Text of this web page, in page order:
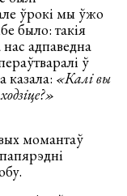
ўрокі мы ўжо
было: такія
адпаведна
ў
казала:«Калі вы
момантаў